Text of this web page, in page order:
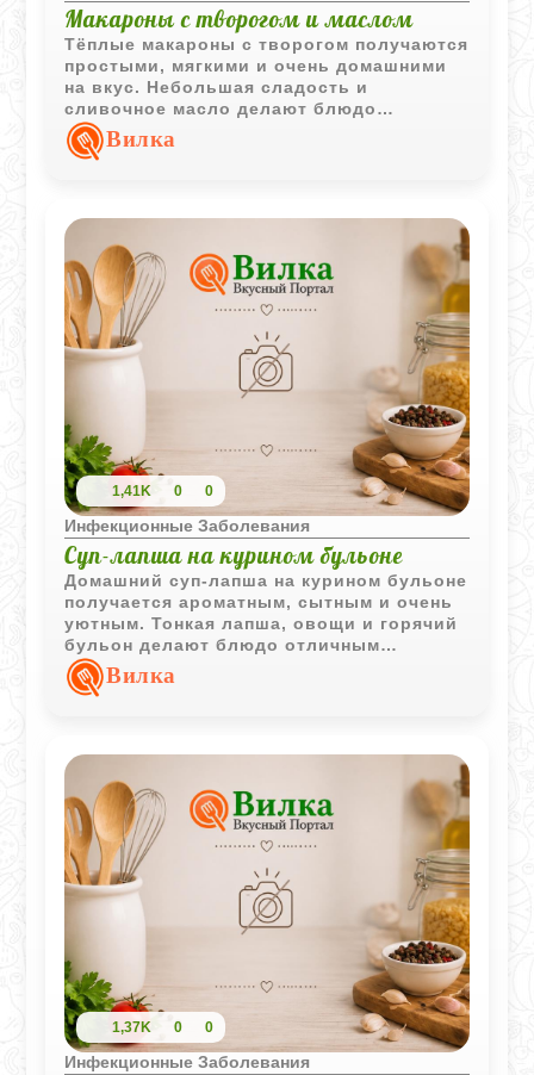
Макароны с творогом и маслом
Тёплые макароны с творогом получаются
простыми, мягкими и очень домашними
на вкус. Небольшая сладость и
сливочное масло делают блюдо
особенно уютным для завтрака или
лёгкого ужина.
Вилка
1,41K 0 0
Инфекционные Заболевания
Суп-лапша на курином бульоне
Домашний суп-лапша на курином бульоне
получается ароматным, сытным и очень
уютным. Тонкая лапша, овощи и горячий
бульон делают блюдо отличным
вариантом для семейного обеда.
Вилка
1,37K 0 0
Инфекционные Заболевания